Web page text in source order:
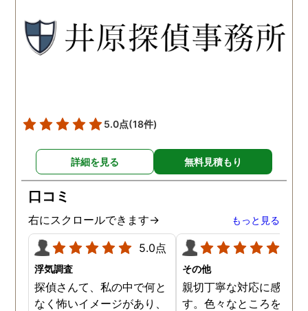
と思います。思い切ってお
願いして良かったです。 こ
の度はありがとうございま
とうございました。
5.0点(18件)
詳細を見る 無料見積もり
口コミ
右にスクロールできます→ もっと見る
5.0点
浮気調査
探偵さんて、私の中で何と
なく怖いイメージがあり、
その他
親切丁寧な対応に感謝し
す。色々なところを探し